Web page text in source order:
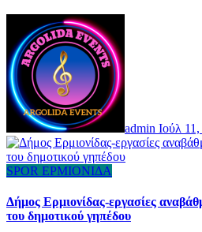
admin Ιούλ
SPOR ΕΡΜΙΟΝΙΔΑ
Δήμος Ερμιονίδας-εργασίες
του δημοτικού γηπέδου